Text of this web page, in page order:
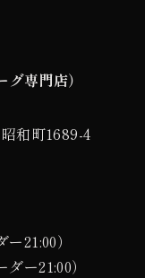
専門店）
和町1689-4
21:00）
ー21:00）